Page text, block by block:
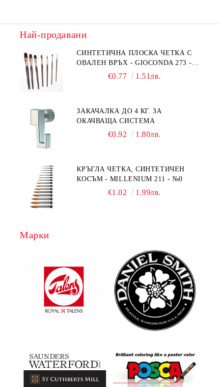
Най-продавани
СИНТЕТИЧНА ПЛОСКА ЧЕТКА С
ОВАЛЕН ВРЪХ - GIOCONDA 273 -
€0.77 1.51лв.
ЗАКАЧАЛКА ДО 4 КГ. ЗА
ОКАЧВАЩА СИСТЕМА
€0.92 1.80лв.
КРЪГЛА ЧЕТКА, СИНТЕТИЧЕН
КОСЪМ - MILLENIUM 211 - №0
€1.02 1.99лв.
Марки